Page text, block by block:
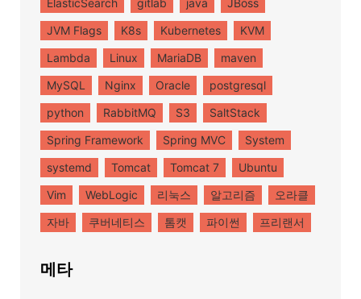
ElasticSearch
gitlab java
JBoss
JVM Flags
K8s Kubernetes
KVM
Lambda
Linux MariaDB
maven
MySQL
Nginx Oracle
postgresql
python
RabbitMQ S3
SaltStack
Spring Framework
Spring MVC
System
systemd
Tomcat Tomcat 7
Ubuntu
Vim
WebLogic 리눅스 알고리즘
오라클
자바
쿠버네티스 톰캣 파이썬 프리랜서
메타